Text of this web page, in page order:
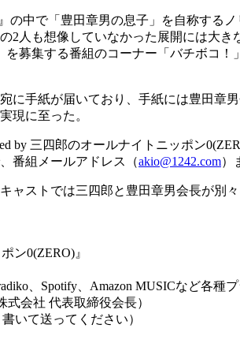
中で「豊田章男の息子」を自称する
2人も想像していなかった展開には大
募集する番組のコーナー「バチボコ
に手紙が届いており、手紙には豊田章
現に至った。
by 三四郎のオールナイトニッポン
番組メールアドレス（akio@1242.com）
ャストでは三四郎と豊田章男会長が
ン0(ZERO)』
、Spotify、Amazon MUSICなど各種
会社 代表取締役会長）
いて送ってください）